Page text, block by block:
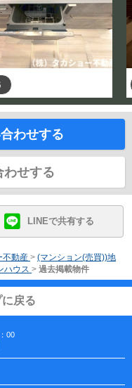
わせする
わせする
LINEで共有する
不動産 > (マンション(売買))地
ハウス > 過去掲載物件
戻る
00